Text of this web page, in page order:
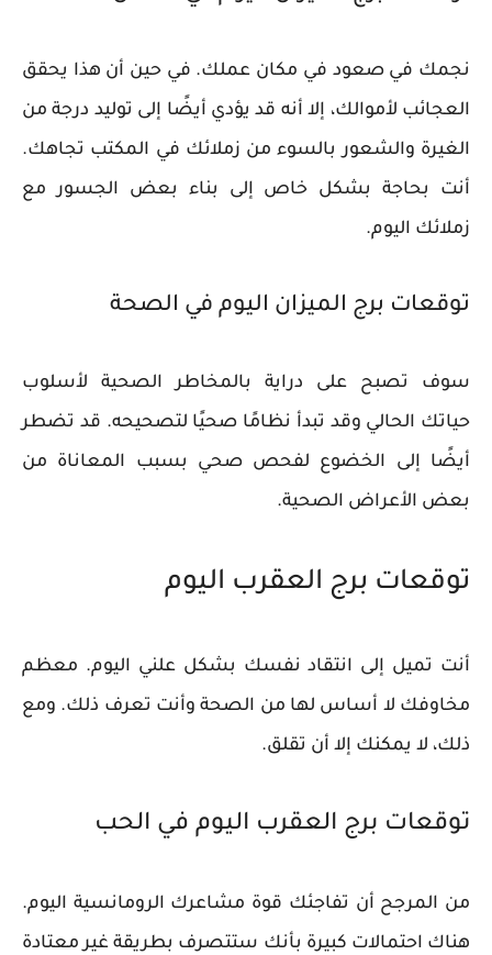
نجمك في صعود في مكان عملك. في حين أن هذا يحقق
العجائب لأموالك، إلا أنه قد يؤدي أيضًا إلى توليد درجة من
الغيرة والشعور بالسوء من زملائك في المكتب تجاهك.
أنت بحاجة بشكل خاص إلى بناء بعض الجسور مع
زملائك اليوم.
توقعات برج الميزان اليوم في الصحة
سوف تصبح على دراية بالمخاطر الصحية لأسلوب
حياتك الحالي وقد تبدأ نظامًا صحيًا لتصحيحه. قد تضطر
أيضًا إلى الخضوع لفحص صحي بسبب المعاناة من
بعض الأعراض الصحية.
توقعات برج العقرب اليوم
أنت تميل إلى انتقاد نفسك بشكل علني اليوم. معظم
مخاوفك لا أساس لها من الصحة وأنت تعرف ذلك. ومع
ذلك، لا يمكنك إلا أن تقلق.
توقعات برج العقرب اليوم في الحب
من المرجح أن تفاجئك قوة مشاعرك الرومانسية اليوم.
هناك احتمالات كبيرة بأنك ستتصرف بطريقة غير معتادة